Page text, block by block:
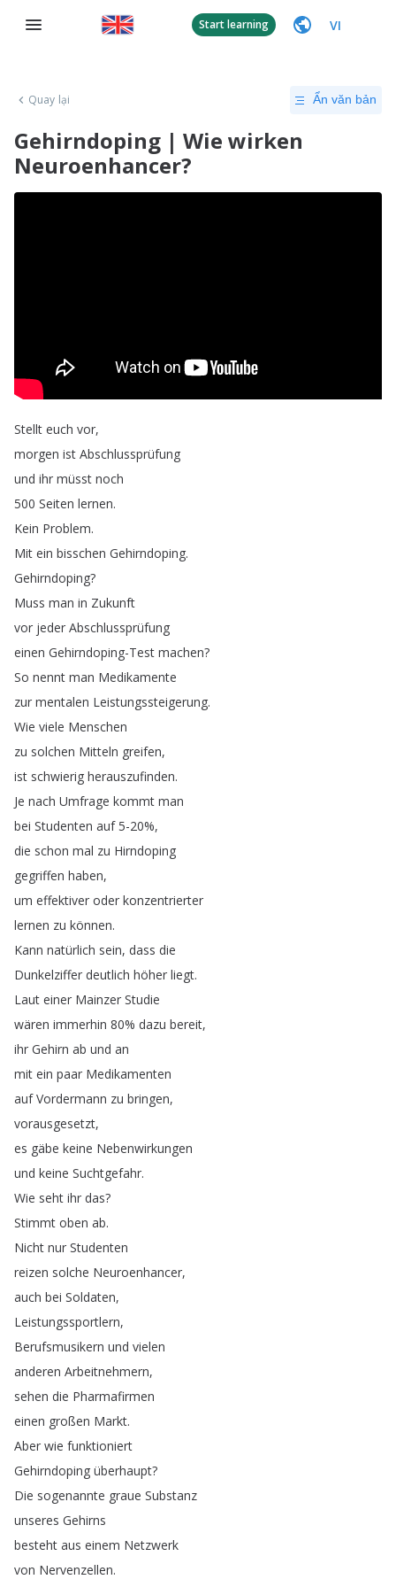
Start learning VI
Quay lại Ẩn văn bản
Gehirndoping | Wie wirken
Neuroenhancer?
Stellt euch vor,
morgen ist Abschlussprüfung
und ihr müsst noch
500 Seiten lernen.
Kein Problem.
Mit ein bisschen Gehirndoping.
Gehirndoping?
Muss man in Zukunft
vor jeder Abschlussprüfung
einen Gehirndoping-Test machen?
So nennt man Medikamente
zur mentalen Leistungssteigerung.
Wie viele Menschen
zu solchen Mitteln greifen,
ist schwierig herauszufinden.
Je nach Umfrage kommt man
bei Studenten auf5-20%,
die schon mal zu Hirndoping
gegriffen haben,
um effektiver oder konzentrierter
lernen zu können.
Kann natürlich sein, dass die
Dunkelziffer deutlich höher liegt.
Laut einer Mainzer Studie
wären immerhin 80% dazu bereit,
ihr Gehirn ab und an
mit ein paar Medikamenten
auf Vordermann zu bringen,
vorausgesetzt,
es gäbe keine Nebenwirkungen
und keine Suchtgefahr.
Wie seht ihr das?
Stimmt oben ab.
Nicht nur Studenten
reizen solche Neuroenhancer,
auch bei Soldaten,
Leistungssportlern,
Berufsmusikern und vielen
anderen Arbeitnehmern,
sehen die Pharmafirmen
einen großen Markt.
Aber wie funktioniert
Gehirndoping überhaupt?
Die sogenannte graue Substanz
unseres Gehirns
besteht aus einem Netzwerk
von Nervenzellen.